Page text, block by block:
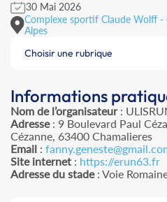
30 Mai 2026
Complexe sportif Claude Wolff -
Alpes
Choisir une rubrique
Informations
Nom de l’organisateur:
Adresse: 9 Boulevard Paul
Cézanne, 63400 Chamalieres
Email :
Site internet : https://erun63.fr
Adresse du stade: Voie